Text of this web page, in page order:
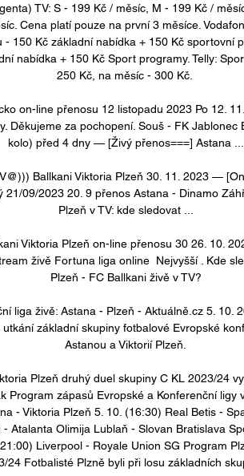
TV: S - 199 Kč / měsíc, M - 199 Kč /
Cena platí pouze na první 3 měsíce.
- 150 Kč základní nabídka + 150 Kč sportovní
nabídka + 150 Kč Sport programy. Telly:
250 Kč, na měsíc - 300 Kč.
on-line přenosu 12 listopadu 2023 Po 12.
Děkujeme za pochopení. Souš - FK Jablonec
kolo) před 4 dny — [Živý přenos===] Astana ...
Ballkani Viktoria Plzeň 30. 11. 2023 —
21/09/2023 20. 9 přenos Astana - Dinamo
Plzeň v TV: kde sledovat ...
Viktoria Plzeň on-line přenosu 30 26. 10.
živě Fortuna liga online ️ Nejvyšší . Kde
Plzeň - FC Ballkani živě v TV?
liga živě: Astana - Plzeň - Aktuálně.cz 5. 10.
základní skupiny fotbalové Evropské
Astanou a Viktorií Plzeň.
Plzeň druhý duel skupiny C KL 2023/24
Program zápasů Evropské a Konferenční ligy
- Viktoria Plzeň 5. 10. (16:30) Real Betis -
Atalanta Olimija Lublaň - Slovan Bratislava
Liverpool - Royale Union SG Program
24 Fotbalisté Plzně byli při losu základních